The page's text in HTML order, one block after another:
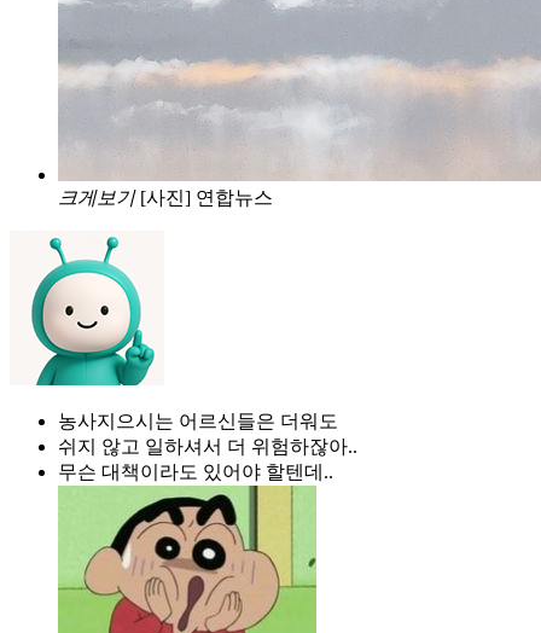
크게보기 [사진] 연합뉴스
농사지으시는 어르신들은 더워도
쉬지 않고 일하셔서 더 위험하잖아..
무슨 대책이라도 있어야 할텐데..